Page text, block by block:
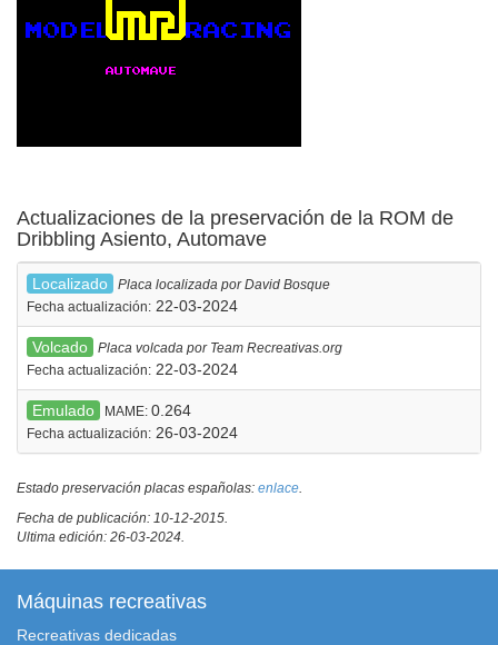
Actualizaciones de la preservación de la ROM de
Dribbling Asiento, Automave
Localizado
Placa localizada por David Bosque
Fecha actualización: 22-03-2024
Volcado
Placa volcada por Team Recreativas.org
Fecha actualización: 22-03-2024
Emulado MAME: 0.264
Fecha actualización: 26-03-2024
Estado preservación placas españolas: enlace
Fecha de publicación: 10-12-2015.
Ultima edición: 26-03-2024.
Máquinas recreativas
Recreativas dedicadas